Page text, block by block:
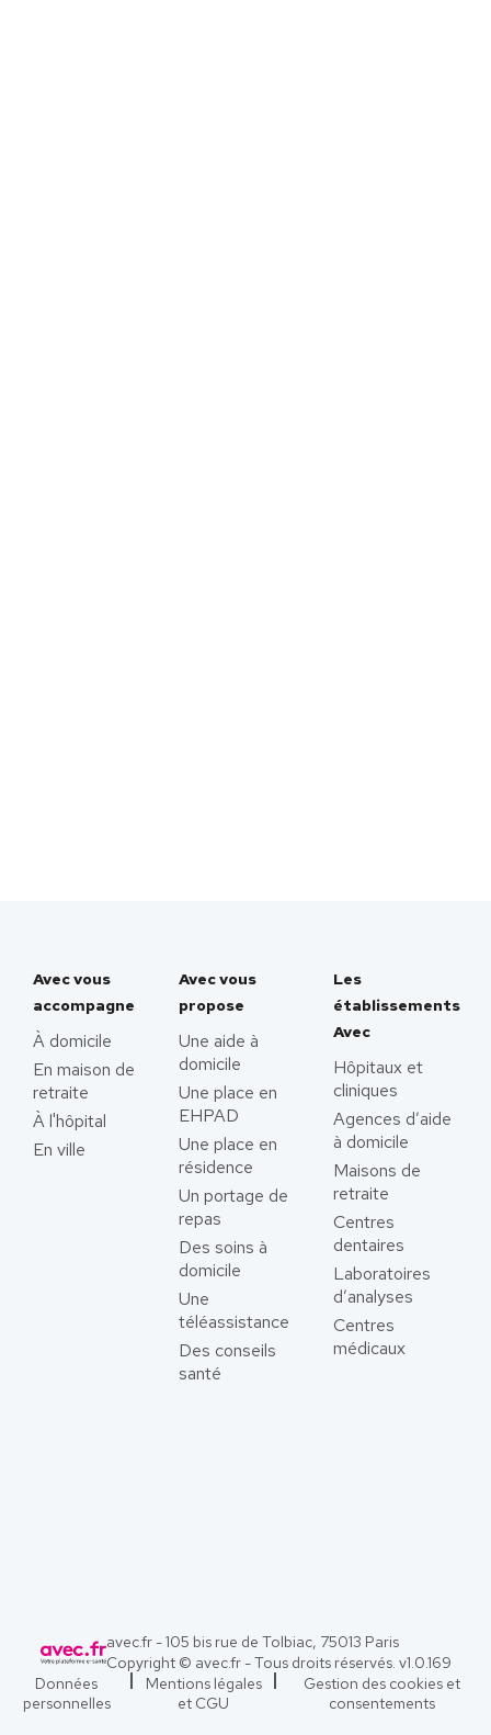
Avec vous
accompagne
À domicile
En maison de
retraite
À l'hôpital
En ville
Avec vous
propose
Une aide à
domicile
Une place en
EHPAD
Une place en
résidence
Un portage de
repas
Des soins à
domicile
Une
téléassistance
Des conseils
santé
Les
établissements
Avec
Hôpitaux et
cliniques
Agences d’aide
à domicile
Maisons de
retraite
Centres
dentaires
Laboratoires
d’analyses
Centres
médicaux
avec.fr - 105 bis rue de Tolbiac, 75013 Paris
Copyright © avec.fr - Tous droits réservés. v1.0.169
Données
personnelles
Mentions légales
et CGU
Gestion des cookies et
consentements